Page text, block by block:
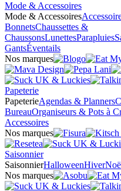
Mode & Accessoires
Mode & Accessoires
BonnetsChaussettes &
ChaussonsLunettesParapluies
GantsÉventails
Nos marques
Papeterie
PapeterieAgendas & Planners
BureauOrganiseurs & Pots à
Accessoires
Nos marques
Saisonnier
SaisonnierHalloweenHiver
Nos marques